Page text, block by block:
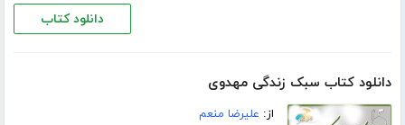
دانلود کتاب
دانلود کتاب سبک زندگی مهدوی
از: علیرضا منعم